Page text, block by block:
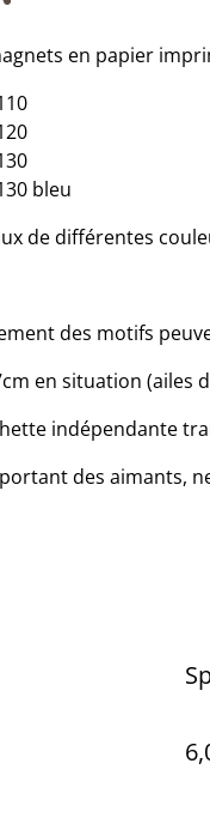
en papier
bleu
de différentes
des motifs
en situation (ailes
indépendante
des aimants,